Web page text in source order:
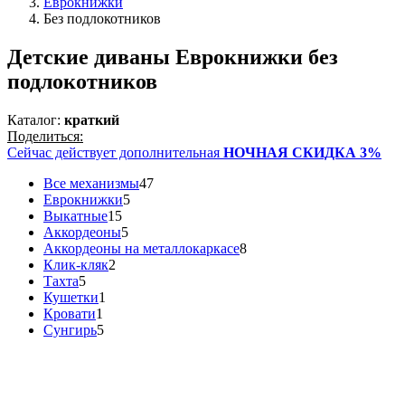
Без подлокотников
Детские диваны Еврокнижки без
подлокотников
Каталог: краткий
Поделиться:
Сейчас действует дополнительная НОЧНАЯ СКИДКА 3%
Все механизмы47
Еврокнижки5
Выкатные15
Аккордеоны5
Аккордеоны на металлокаркасе8
Клик-кляк2
Тахта5
Кушетки1
Кровати1
Сунгирь5